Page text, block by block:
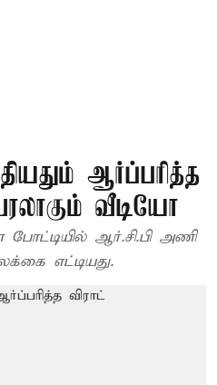
ஆர்ப்பரித்த
வீடியோ
ஆர்.சி.பி அணி
எட்டியது.